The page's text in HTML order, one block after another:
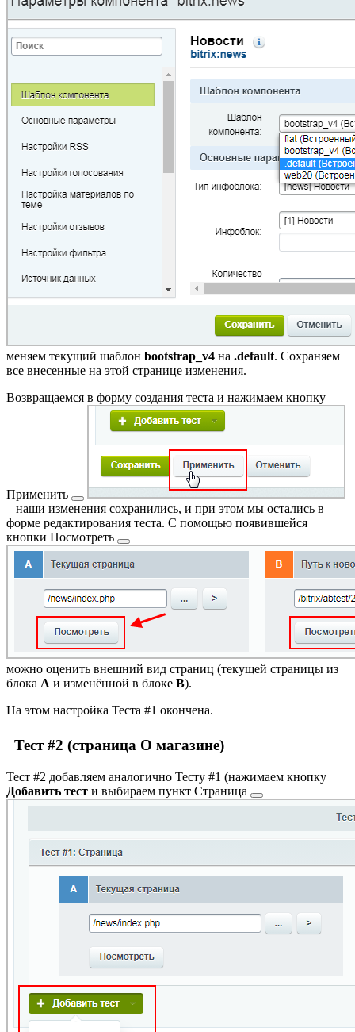
меняем текущий шаблон bootstrap_v4 на .default. Сохраняем
все внесенные на этой странице изменения.
Возвращаемся в форму создания теста и нажимаем кнопку
Применить
– наши изменения сохранились, и при этом мы остались в
форме редактирования теста. С помощью появившейся
кнопки Посмотреть
можно оценить внешний вид страниц (текущей страницы из
блока A и изменённой в блоке B).
На этом настройка Теста #1 окончена.
Тест #2 (страница О магазине)
Тест #2 добавляем аналогично Тесту #1 (нажимаем кнопку
Добавить тест и выбираем пункт Страница